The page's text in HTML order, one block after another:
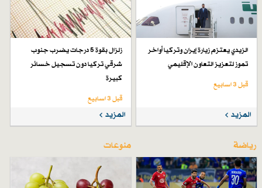
الزيدي يعتزم زيارة إيران وتركيا أواخر
تموز لتعزيز التعاون الإقليمي
قبل 3 اسابیع
المزيد
زلزال بقوة 5 درجات يضرب جنوب
شرقي تركيا دون تسجيل خسائر
كبيرة
قبل 3 اسابیع
المزيد
رياضة منوعات